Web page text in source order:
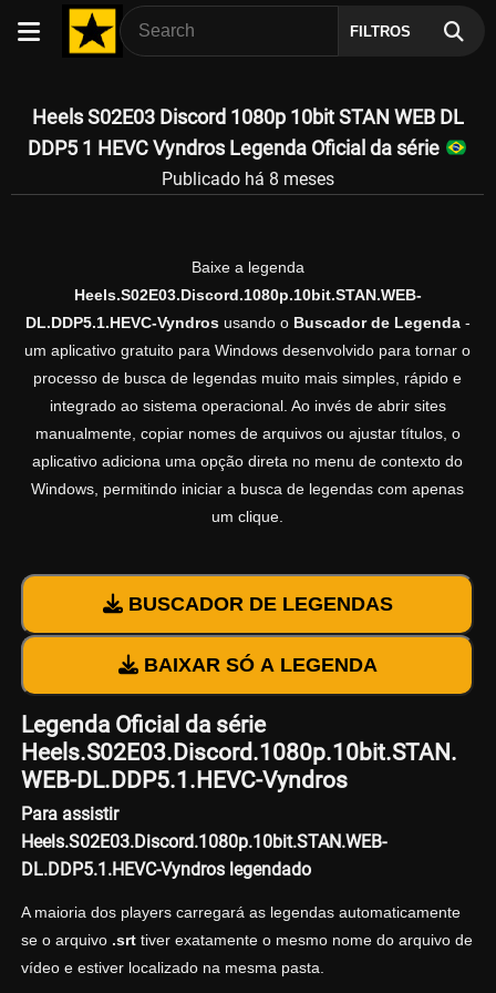
FILTROS
Heels S02E03 Discord 1080p 10bit STAN WEB DL
DDP5 1 HEVC Vyndros Legenda Oficial da série
Publicado há 8 meses
Baixe a legenda
Heels.S02E03.Discord.1080p.10bit.STAN.WEB-
DL.DDP5.1.HEVC-Vyndrosusando o Buscador de Legenda-
um aplicativo gratuito para Windows desenvolvido para tornar o
processo de busca de legendas muito mais simples, rápido e
integrado ao sistema operacional. Ao invés de abrir sites
manualmente, copiar nomes de arquivos ou ajustar títulos, o
aplicativo adiciona uma opção direta no menu de contexto do
Windows, permitindo iniciar a busca de legendas com apenas
um clique.
BUSCADOR DE LEGENDAS
BAIXAR SÓ A LEGENDA
Legenda Oficial da série
Heels.S02E03.Discord.1080p.10bit.STAN.
WEB-DL.DDP5.1.HEVC-Vyndros
Para assistir
Heels.S02E03.Discord.1080p.10bit.STAN.WEB-
DL.DDP5.1.HEVC-Vyndros legendado
A maioria dos players carregará as legendas automaticamente
se o arquivo .srttiver exatamente o mesmo nome do arquivo de
vídeo e estiver localizado na mesma pasta.